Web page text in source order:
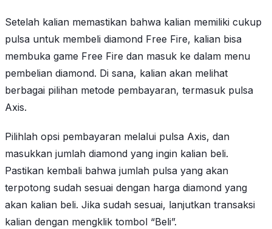
Setelah kalian memastikan bahwa kalian memiliki cukup
pulsa untuk membeli diamond Free Fire, kalian bisa
membuka game Free Fire dan masuk ke dalam menu
pembelian diamond. Di sana, kalian akan melihat
berbagai pilihan metode pembayaran, termasuk pulsa
Axis.
Pilihlah opsi pembayaran melalui pulsa Axis, dan
masukkan jumlah diamond yang ingin kalian beli.
Pastikan kembali bahwa jumlah pulsa yang akan
terpotong sudah sesuai dengan harga diamond yang
akan kalian beli. Jika sudah sesuai, lanjutkan transaksi
kalian dengan mengklik tombol “Beli”.